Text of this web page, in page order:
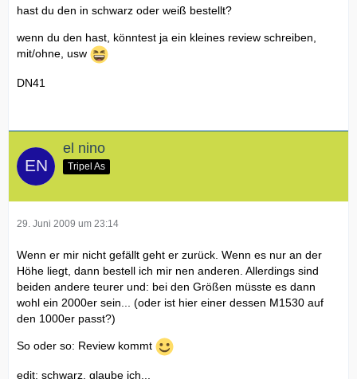
hast du den in schwarz oder weiß bestellt?
wenn du den hast, könntest ja ein kleines review schreiben,
mit/ohne, usw
DN41
el nino
Tripel As
29. Juni 2009 um 23:14
Wenn er mir nicht gefällt geht er zurück. Wenn es nur an der
Höhe liegt, dann bestell ich mir nen anderen. Allerdings sind
beiden andere teurer und: bei den Größen müsste es dann
wohl ein 2000er sein... (oder ist hier einer dessen M1530 auf
den 1000er passt?)
So oder so: Review kommt
edit: schwarz, glaube ich...